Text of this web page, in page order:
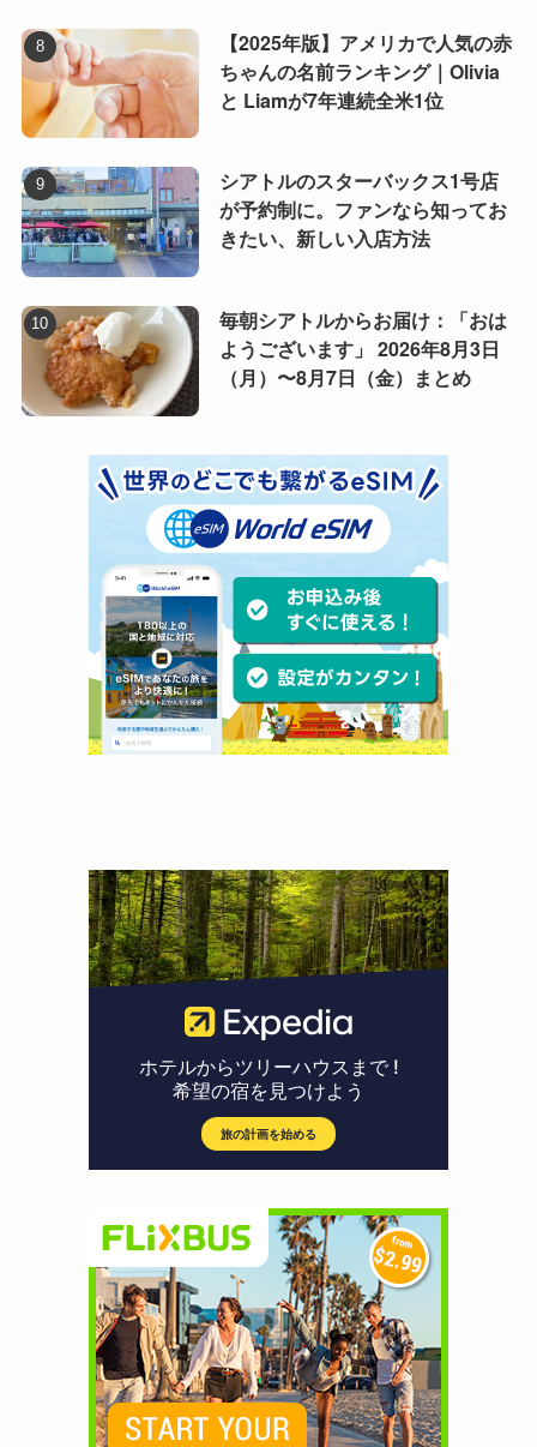
【2025年版】アメリカで人気の赤
ちゃんの名前ランキング｜Olivia
と Liamが7年連続全米1位
シアトルのスターバックス1号店
が予約制に。ファンなら知ってお
きたい、新しい入店方法
毎朝シアトルからお届け：「おは
ようございます」 2026年8月3日
（月）〜8月7日（金）まとめ